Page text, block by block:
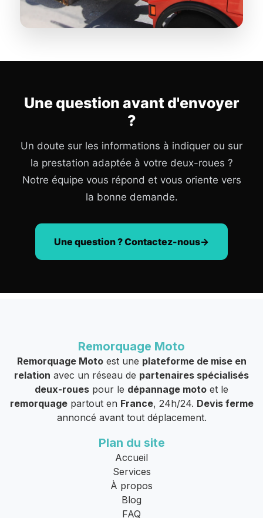
Une question avant d'envoyer
?
Un doute sur les informations à indiquer ou sur
la prestation adaptée à votre deux-roues ?
Notre équipe vous répond et vous oriente vers
la bonne demande.
Une question ? Contactez-nous
Remorquage Moto
Remorquage Motoest une plateforme de mise en
relation avec un réseau de partenaires spécialisés
deux-roues pour le dépannage moto et le
remorquagepartout en France, 24h/24. Devis ferme
annoncé avant tout déplacement.
Plan du site
Accueil
Services
À propos
Blog
FAQ